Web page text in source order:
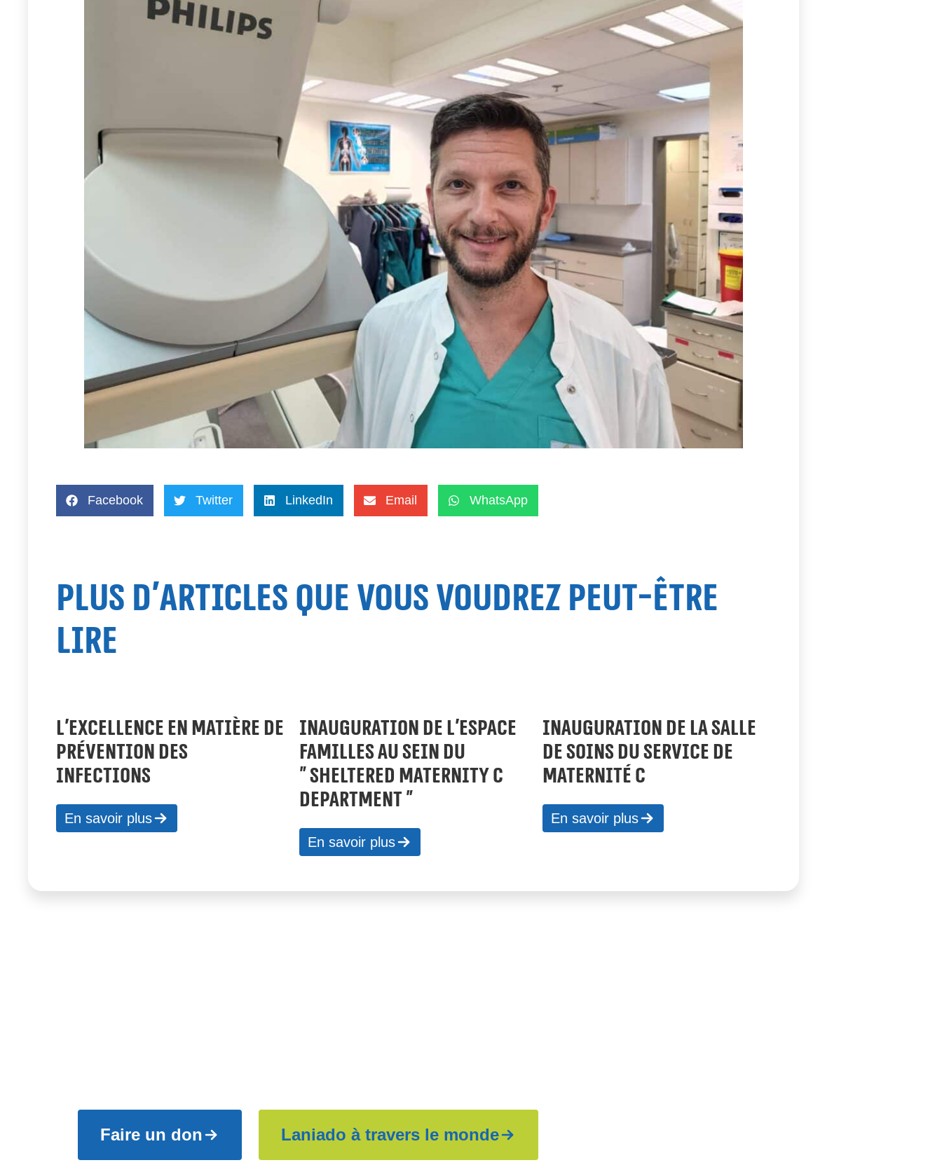
Facebook Twitter LinkedIn Email WhatsApp
Plus d'articles que vous voudrez peut-être
lire
L’EXCELLENCE EN MATIÈRE DE
PRÉVENTION DES
INFECTIONS
En savoir plus
INAUGURATION DE L’ESPACE
FAMILLES AU SEIN DU
« SHELTERED MATERNITY C
DEPARTMENT »
En savoir plus
INAUGURATION DE LA SALLE
DE SOINS DU SERVICE DE
MATERNITÉ C
En savoir plus
Faire un don Laniado à travers le monde